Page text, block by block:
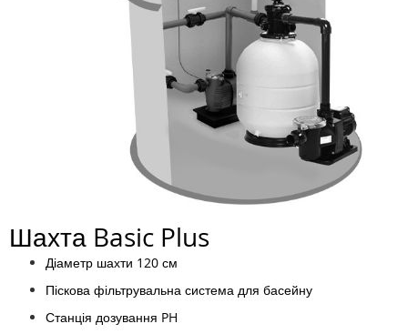
Шахта Basic Plus
Діаметр шахти 120 см
Піскова фільтрувальна система для басейну
Станція дозування PH